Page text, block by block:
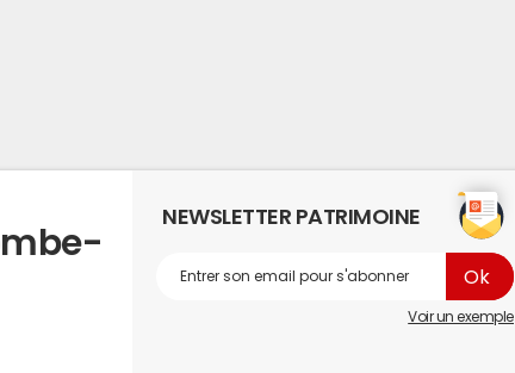
NEWSLETTER PATRIMOINE
Voir un exemple